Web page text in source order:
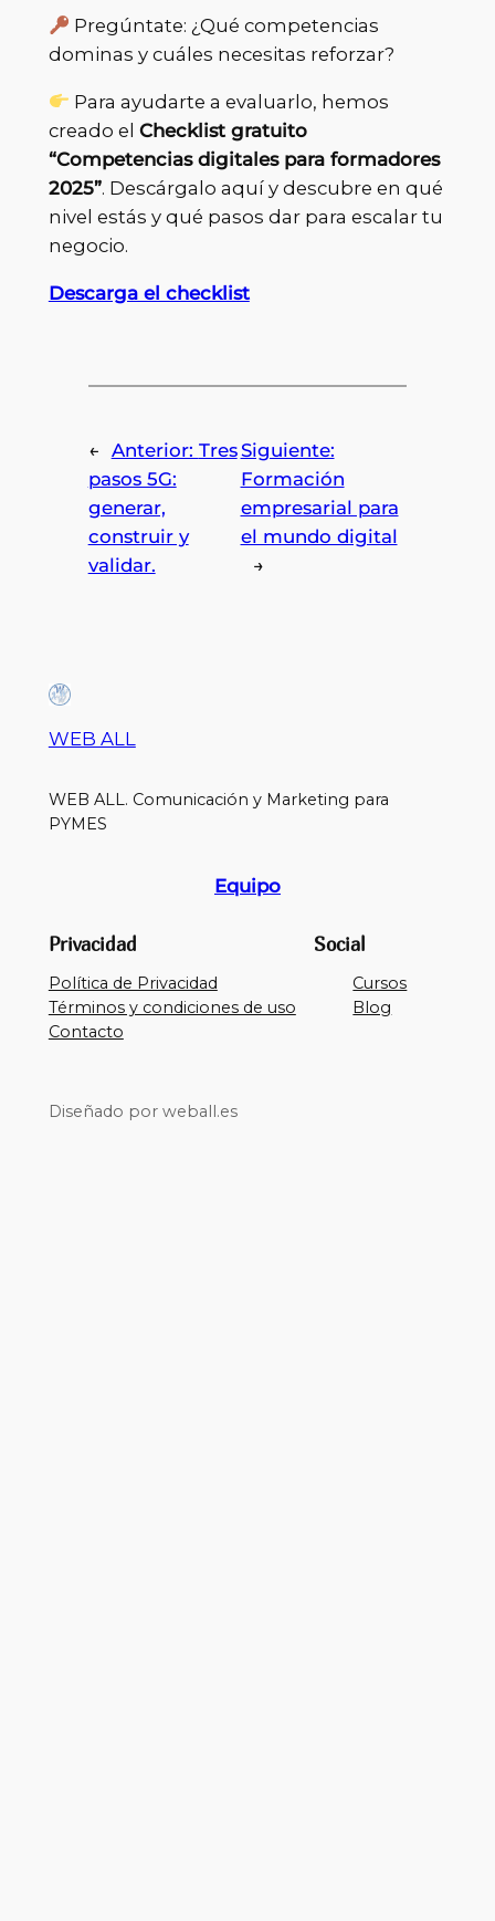
Pregúntate: ¿Qué competencias
dominas y cuáles necesitas reforzar?
Para ayudarte a evaluarlo, hemos
creado el Checklist gratuito
“Competencias digitales para formadores
2025”. Descárgalo aquí y descubre en qué
nivel estás y qué pasos dar para escalar tu
negocio.
Descarga el checklist
← Anterior: Tres
pasos 5G:
generar,
construir y
validar.
Siguiente:
Formación
empresarial para
el mundo digital
→
WEB ALL
WEB ALL. Comunicación y Marketing para
PYMES
Equipo
Privacidad
Política de Privacidad
Términos y condiciones de uso
Contacto
Social
Cursos
Blog
Diseñado por weball.es